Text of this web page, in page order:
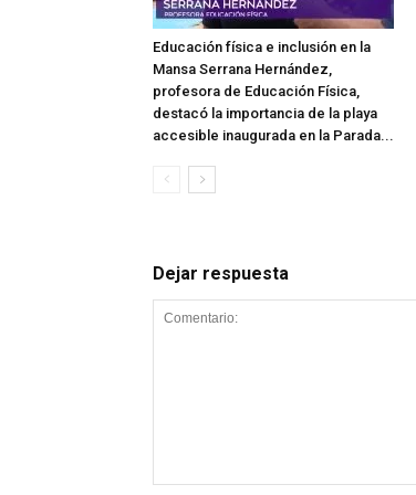
Educación física e inclusión en la
Mansa Serrana Hernández,
profesora de Educación Física,
destacó la importancia de la playa
accesible inaugurada en la Parada...
Dejar respuesta